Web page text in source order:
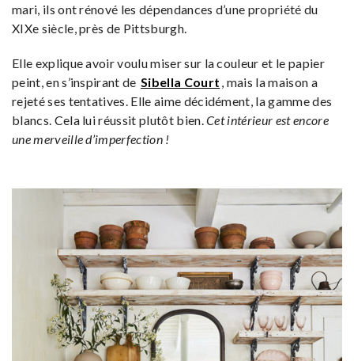
mari, ils ont rénové les dépendances d’une propriété du
XIXe siècle, près de Pittsburgh.
Elle explique avoir voulu miser sur la couleur et le papier
peint, en s’inspirant de Sibella Court , mais la maison a
rejeté ses tentatives. Elle aime décidément, la gamme des
blancs. Cela lui réussit plutôt bien.Cet intérieur est encore
une merveille d’imperfection !